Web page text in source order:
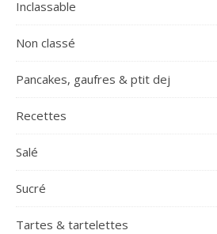
Inclassable
Non classé
Pancakes, gaufres & ptit dej
Recettes
Salé
Sucré
Tartes & tartelettes